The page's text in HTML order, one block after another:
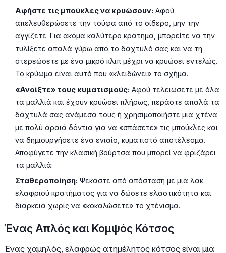
Αφήστε τις μπούκλες να κρυώσουν: Αφού
απελευθερώσετε την τούφα από το σίδερο, μην την
αγγίζετε. Για ακόμα καλύτερο κράτημα, μπορείτε να την
τυλίξετε απαλά γύρω από το δάχτυλό σας και να τη
στερεώσετε με ένα μικρό κλιπ μέχρι να κρυώσει εντελώς.
Το κρύωμα είναι αυτό που «κλειδώνει» το σχήμα.
«Ανοίξτε» τους κυματισμούς: Αφού τελειώσετε με όλα
τα μαλλιά και έχουν κρυώσει πλήρως, περάστε απαλά τα
δάχτυλά σας ανάμεσά τους ή χρησιμοποιήστε μια χτένα
με πολύ αραιά δόντια για να «σπάσετε» τις μπούκλες και
να δημιουργήσετε ένα ενιαίο, κυματιστό αποτέλεσμα.
Αποφύγετε την κλασική βούρτσα που μπορεί να φριζάρει
τα μαλλιά.
Σταθεροποίηση: Ψεκάστε από απόσταση με μια λακ
ελαφριού κρατήματος για να δώσετε ελαστικότητα και
διάρκεια χωρίς να «κοκαλώσετε» το χτένισμα.
Ένας Απλός και Κομψός Κότσος
Ένας χαμηλός, ελαφρώς ατημέλητος κότσος είναι μια